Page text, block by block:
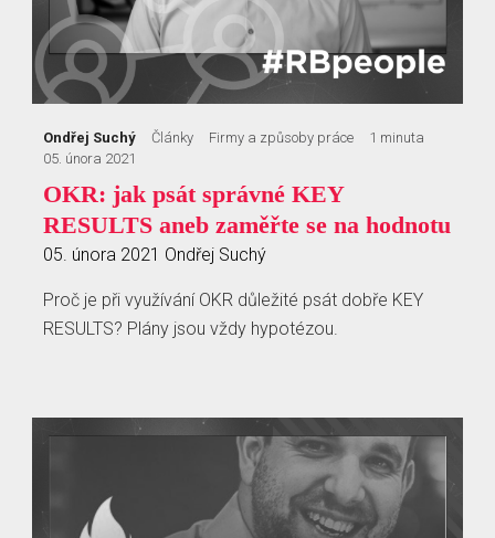
Ondřej Suchý Články Firmy a způsoby práce
1 minuta
05. února 2021
OKR: jak psát správné KEY
RESULTS aneb zaměřte se na hodnotu
05. února 2021 Ondřej Suchý
Proč je při využívání OKR důležité psát dobře KEY
RESULTS? Plány jsou vždy hypotézou.